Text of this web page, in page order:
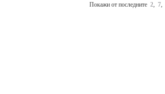
Покажи от последните 2 7